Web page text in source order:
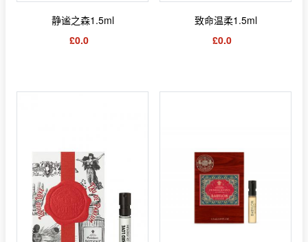
静谧之森1.5ml
£0.0
致命温柔1.5ml
£0.0